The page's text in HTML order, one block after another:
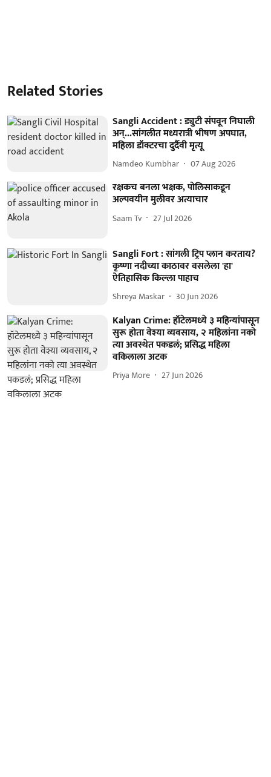
Related Stories
Sangli Accident : ड्युटी संपवून निघाली
अन्...सांगलीत मध्यरात्री भीषण अपघात,
महिला डॉक्टरचा दुर्दैवी मृत्यू
Namdeo Kumbhar 07 Aug 2026
रक्षकच बनला भक्षक, पोलिसाकडून
अल्पवयीन मुलीवर अत्याचार
Saam Tv 27 Jul 2026
Sangli Fort : सांगली ट्रिप प्लान करताय?
कृष्णा नदीच्या काठावर वसलेला 'हा'
ऐतिहासिक किल्ला पाहाच
Shreya Maskar 30 Jun 2026
Kalyan Crime: हॉटेलमध्ये ३ महिन्यांपासून
सुरू होता वेश्या व्यवसाय, २ महिलांना नको
त्या अवस्थेत पकडलं; प्रसिद्ध महिला
वकिलाला अटक
Priya More 27 Jun 2026